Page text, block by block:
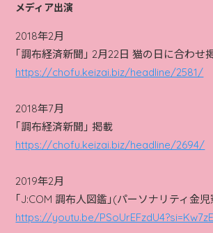
メディア出演
2018年2月
｢調布経済新聞｣ 2月22日 猫の日に合わせ
https://chofu.keizai.biz/headline/2581/
2018年7月
｢調布経済新聞｣ 掲載
https://chofu.keizai.biz/headline/2694/
2019年2月
｢J:COM 調布人図鑑｣(パーソナリティ金
https://youtu.be/